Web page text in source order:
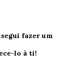
fazer um
lo à ti!